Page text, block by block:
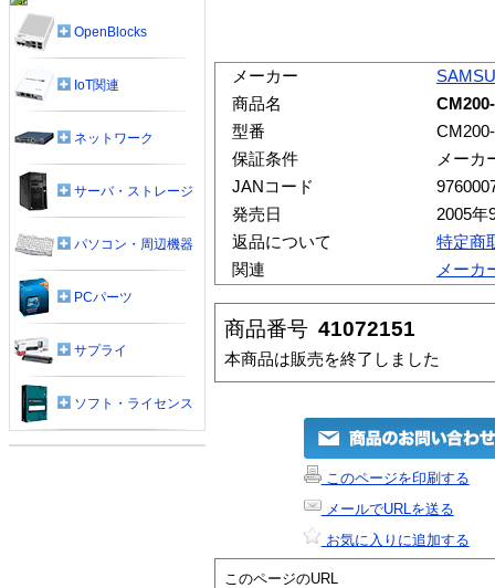
メーカー
商品名
型番
保証条件
メーカ
JANコード
発売日
2005年
返品について
特定商
関連
メーカ
商品番号 41072151
本商品は販売を終了しました
このページを印刷する
メールでURLを送る
お気に入りに追加する
このページのURL
OpenBlocks
IoT関連
ネットワーク
サーバ・ストレージ
パソコン・周辺機器
PCパーツ
サプライ
ソフト・ライセンス